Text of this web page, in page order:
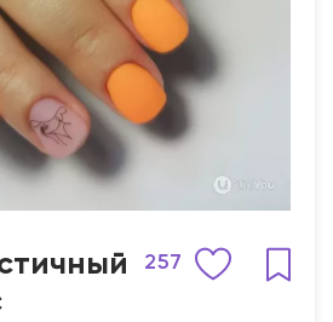
257